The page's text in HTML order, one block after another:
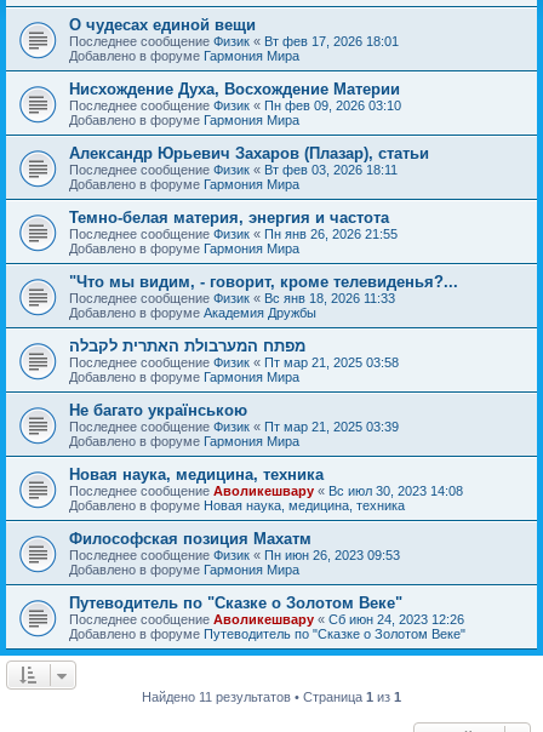
О чудесах единой вещи
Последнее сообщение Физик « Вт фев 17, 2026 18:01
Добавлено в форуме Гармония Мира
Нисхождение Духа, Восхождение Материи
Последнее сообщение Физик « Пн фев 09, 2026 03:10
Добавлено в форуме Гармония Мира
Александр Юрьевич Захаров (Плазар), статьи
Последнее сообщение Физик « Вт фев 03, 2026 18:11
Добавлено в форуме Гармония Мира
Темно-белая материя, энергия и частота
Последнее сообщение Физик « Пн янв 26, 2026 21:55
Добавлено в форуме Гармония Мира
"Что мы видим, - говорит, кроме телевиденья?...
Последнее сообщение Физик « Вс янв 18, 2026 11:33
Добавлено в форуме Академия Дружбы
מפתח המערבולת האתרית לקבלה
Последнее сообщение Физик « Пт мар 21, 2025 03:58
Добавлено в форуме Гармония Мира
Не багато українською
Последнее сообщение Физик « Пт мар 21, 2025 03:39
Добавлено в форуме Гармония Мира
Новая наука, медицина, техника
Последнее сообщение Аволикешвару « Вс июл 30, 2023 14:08
Добавлено в форуме Новая наука, медицина, техника
Философская позиция Махатм
Последнее сообщение Физик « Пн июн 26, 2023 09:53
Добавлено в форуме Гармония Мира
Путеводитель по "Сказке о Золотом Веке"
Последнее сообщение Аволикешвару « Сб июн 24, 2023 12:26
Добавлено в форуме Путеводитель по "Сказке о Золотом Веке"
Найдено 11 результатов • Страница 1 из 1